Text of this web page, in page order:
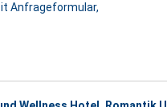
Anfrageformular,